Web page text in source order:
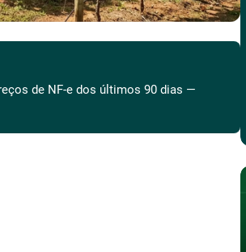
de NF-e dos últimos 90 dias —